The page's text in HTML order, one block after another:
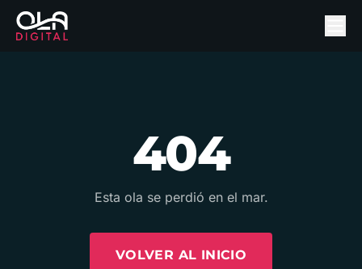
404
Esta ola se perdió en el mar.
VOLVER AL INICIO